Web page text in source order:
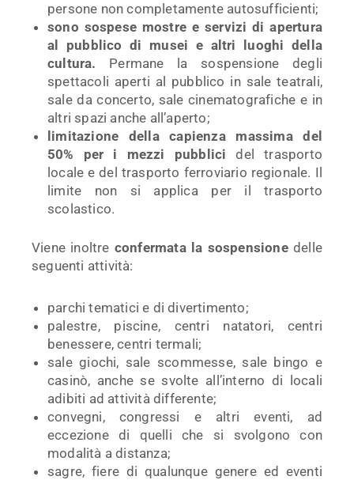
persone non completamente autosufficienti;
sono sospese mostre e servizi di apertura
al pubblico di musei e altri luoghi della
cultura. Permane la sospensione degli
spettacoli aperti al pubblico in sale teatrali,
sale da concerto, sale cinematografiche e in
altri spazi anche all’aperto;
limitazione della capienza massima del
50% per i mezzi pubblici del trasporto
locale e del trasporto ferroviario regionale. Il
limite non si applica per il trasporto
scolastico.
Viene inoltre confermata la sospensione delle
seguenti attività:
parchi tematici e di divertimento;
palestre, piscine, centri natatori, centri
benessere, centri termali;
sale giochi, sale scommesse, sale bingo e
casinò, anche se svolte all’interno di locali
adibiti ad attività differente;
convegni, congressi e altri eventi, ad
eccezione di quelli che si svolgono con
modalità a distanza;
sagre, fiere di qualunque genere ed eventi